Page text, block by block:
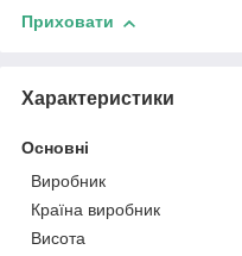
Приховати
Характеристики
Основні
Виробник
Країна виробник
Висота